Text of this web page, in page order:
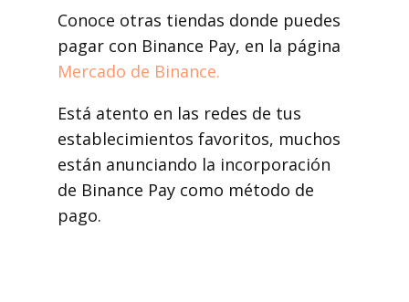
Conoce otras tiendas donde puedes
pagar con Binance Pay, en la página
Mercado de Binance.
Está atento en las redes de tus
establecimientos favoritos, muchos
están anunciando la incorporación
de Binance Pay como método de
pago.